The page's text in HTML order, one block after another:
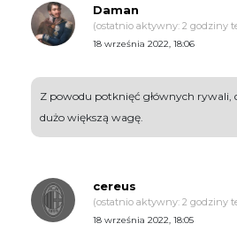
Daman
(ostatnio aktywny: 2 godziny
18 września 2022, 18:06
Z powodu potknięć głównych rywali,
dużo większą wagę.
cereus
(ostatnio aktywny: 2 godziny
18 września 2022, 18:05